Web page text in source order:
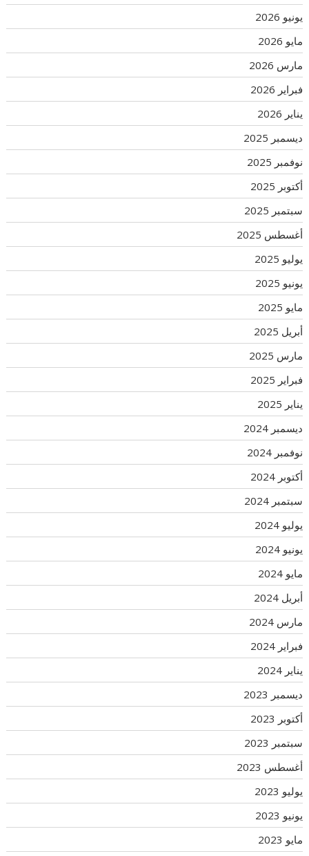
يونيو 2026
مايو 2026
مارس 2026
فبراير 2026
يناير 2026
ديسمبر 2025
نوفمبر 2025
أكتوبر 2025
سبتمبر 2025
أغسطس 2025
يوليو 2025
يونيو 2025
مايو 2025
أبريل 2025
مارس 2025
فبراير 2025
يناير 2025
ديسمبر 2024
نوفمبر 2024
أكتوبر 2024
سبتمبر 2024
يوليو 2024
يونيو 2024
مايو 2024
أبريل 2024
مارس 2024
فبراير 2024
يناير 2024
ديسمبر 2023
أكتوبر 2023
سبتمبر 2023
أغسطس 2023
يوليو 2023
يونيو 2023
مايو 2023